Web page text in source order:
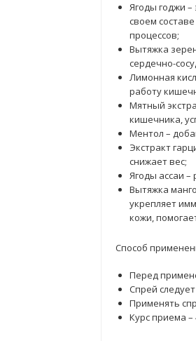
Ягоды годжи
своем
процессов;
Вытяжка
сердечно-
Лимонная
работу
Мятный
кишечника,
Ментол –
Экстракт
снижает вес;
Ягоды ассаи
Вытяжка
укрепляет
кожи,
Способ
Перед
Спрей
Применять
Курс приема –